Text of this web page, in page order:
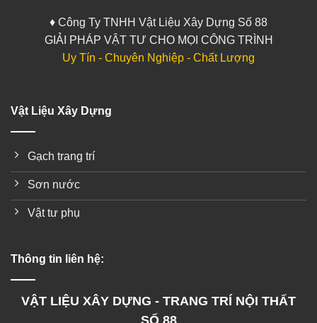
♦ Công Ty TNHH Vật Liệu Xây Dựng Số 88
GIẢI PHÁP VẬT TƯ CHO MỌI CÔNG TRÌNH
Uy Tín - Chuyên Nghiệp - Chất Lượng
Vật Liệu Xây Dựng
Gạch trang trí
Sơn nước
Vật tư phụ
Thông tin liên hệ:
VẬT LIỆU XÂY DỰNG - TRANG TRÍ NỘI THẤT